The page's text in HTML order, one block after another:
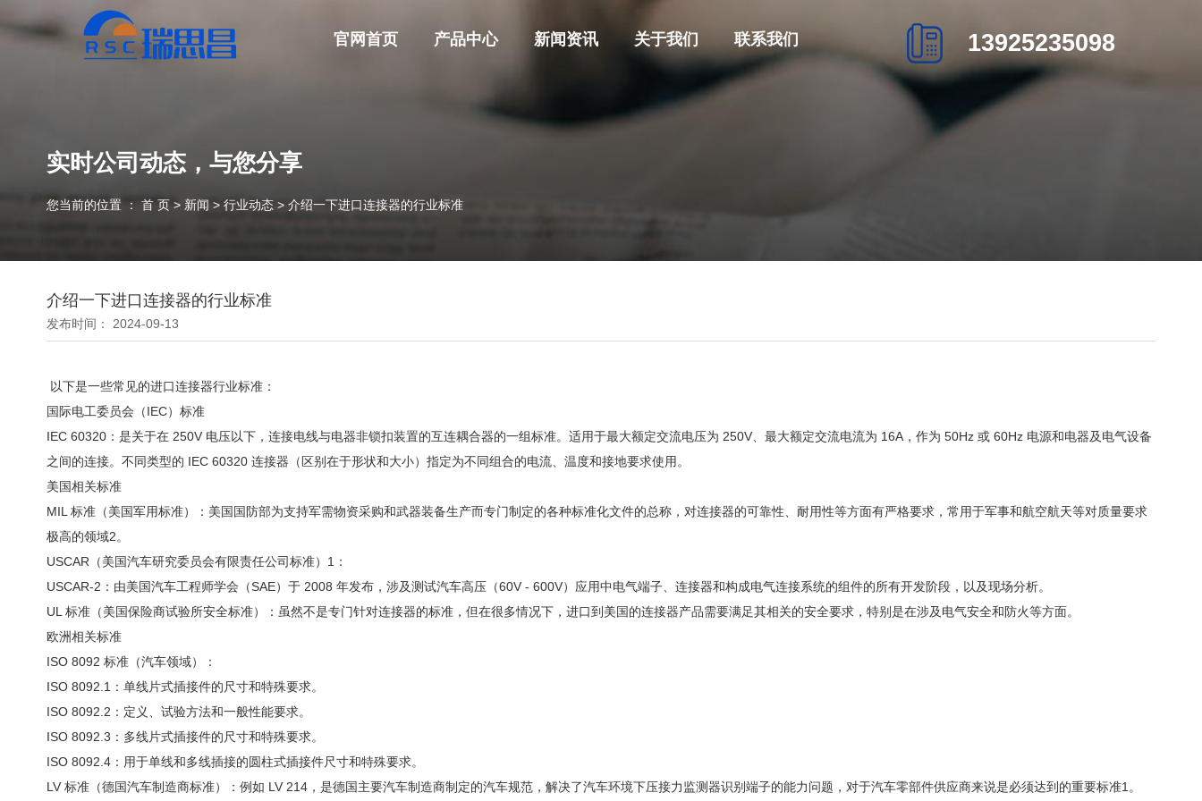
热销产品
官网首页 产品中心 新闻资讯 关于我们 联系我们 13925235098
实时公司动态，与您分享
您当前的位置 ： 首 页 > 新闻 > 行业动态 > 介绍一下进口连接器的行业标准
介绍一下进口连接器的行业标准
发布时间： 2024-09-13
以下是一些常见的进口连接器行业标准：
国际电工委员会（IEC）标准
IEC 60320：是关于在 250V 电压以下，连接电线与电器非锁扣装置的互连耦合器的一组标准。适用于最大额定交流电压为 250V、最大额定交流电流为 16A，作为 50Hz 或 60Hz 电源和电器及电气设备
之间的连接。不同类型的 IEC 60320 连接器（区别在于形状和大小）指定为不同组合的电流、温度和接地要求使用。
美国相关标准
MIL 标准（美国军用标准）：美国国防部为支持军需物资采购和武器装备生产而专门制定的各种标准化文件的总称，对连接器的可靠性、耐用性等方面有严格要求，常用于军事和航空航天等对质量要求
极高的领域2。
USCAR（美国汽车研究委员会有限责任公司标准）1：
USCAR-2：由美国汽车工程师学会（SAE）于 2008 年发布，涉及测试汽车高压（60V - 600V）应用中电气端子、连接器和构成电气连接系统的组件的所有开发阶段，以及现场分析。
UL 标准（美国保险商试验所安全标准）：虽然不是专门针对连接器的标准，但在很多情况下，进口到美国的连接器产品需要满足其相关的安全要求，特别是在涉及电气安全和防火等方面。
欧洲相关标准
ISO 8092 标准（汽车领域）：
ISO 8092.1：单线片式插接件的尺寸和特殊要求。
ISO 8092.2：定义、试验方法和一般性能要求。
ISO 8092.3：多线片式插接件的尺寸和特殊要求。
ISO 8092.4：用于单线和多线插接的圆柱式插接件尺寸和特殊要求。
LV 标准（德国汽车制造商标准）：例如 LV 214，是德国主要汽车制造商制定的汽车规范，解决了汽车环境下压接力监测器识别端子的能力问题，对于汽车零部件供应商来说是必须达到的重要标准1。